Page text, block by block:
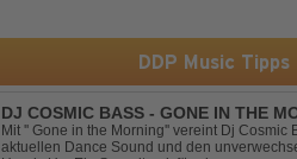
DDP Music Tipps
DJ COSMIC BASS - GONE IN THE
Mit '' Gone in the Morning'' vereint Dj
aktuellen Dance Sound und den